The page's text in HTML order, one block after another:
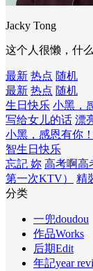
Jacky Tong
这个人很懒，什
最新 热点 随机
最新 热点 随机
生日快乐 小黑，
写给女儿的话 漂
小黑，感恩有你！
智生日快乐
忘記 妳 高考啊高
第一次KTV）
精
分类
一兜doudou
作品Works
后期Edit
年記year